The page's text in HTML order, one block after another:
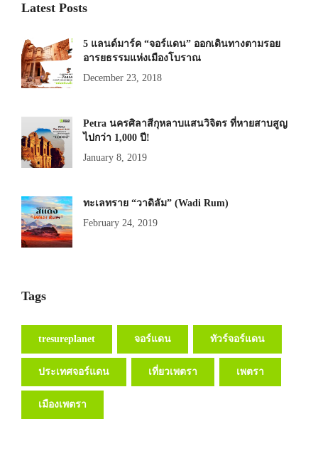
Latest Posts
5 แลนด์มาร์ค “จอร์แดน” ออกเดินทางตามรอย
อารยธรรมแห่งเมืองโบราณ
December 23, 2018
Petra นครศิลาสีกุหลาบแสนวิจิตร ที่หายสาบสูญ
ไปกว่า 1,000 ปี!
January 8, 2019
ทะเลทราย “วาดิลัม” (Wadi Rum)
February 24, 2019
Tags
tresureplanet จอร์แดน ทัวร์จอร์แดน
ประเทศจอร์แดน เที่ยวเพตรา เพตรา
เมืองเพตรา